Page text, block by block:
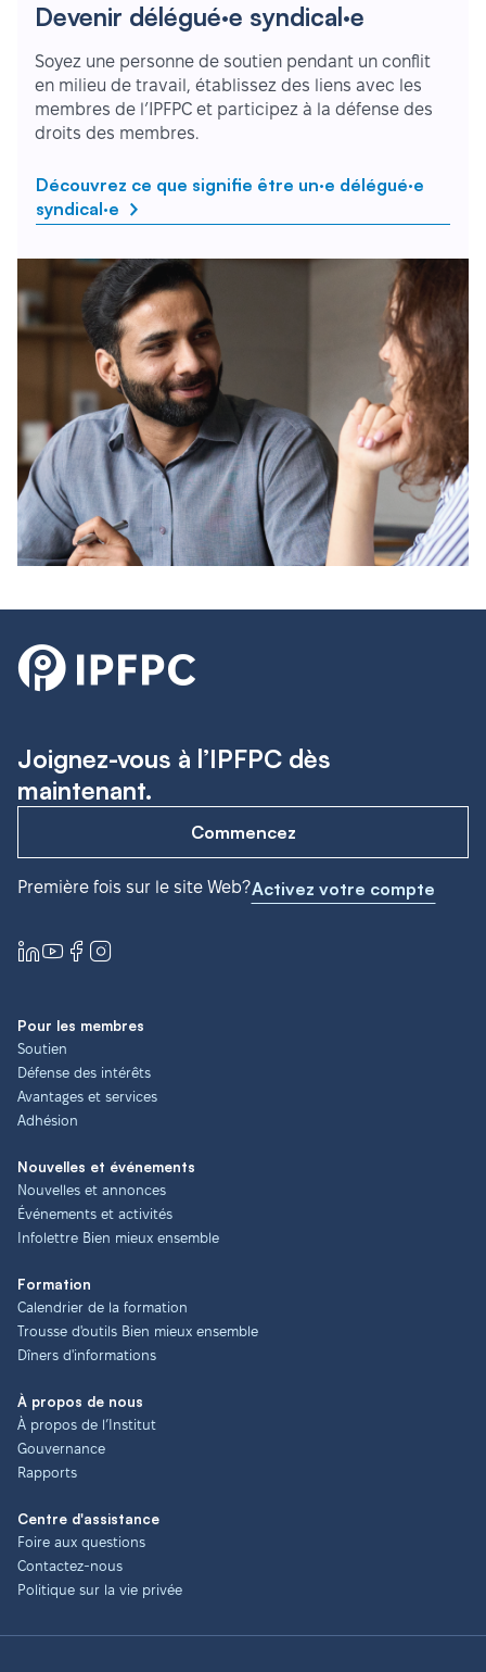
Devenir délégué·e syndical·e
Soyez une personne de soutien pendant un conflit
en milieu de travail, établissez des liens avec les
membres de l’IPFPC et participez à la défense des
droits des membres.
Découvrez ce que signifie être un·e délégué·e
syndical·e
Joignez-vous à l’IPFPC dès
maintenant.
Commencez
Première fois sur le site Web?Activez votre compte
Pour les membres
Soutien
Défense des intérêts
Avantages et services
Adhésion
Nouvelles et événements
Nouvelles et annonces
Événements et activités
Infolettre Bien mieux ensemble
Formation
Calendrier de la formation
Trousse d'outils Bien mieux ensemble
Dîners d'informations
À propos de nous
À propos de l’Institut
Gouvernance
Rapports
Centre d'assistance
Foire aux questions
Contactez-nous
Politique sur la vie privée